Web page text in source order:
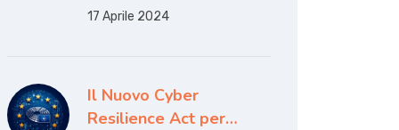
17 Aprile 2024
Il Nuovo Cyber
Resilience Act per…